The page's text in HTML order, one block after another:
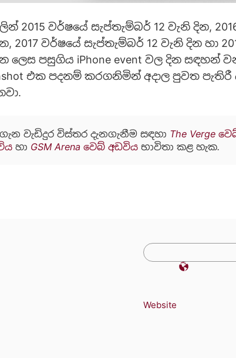
2015 වර්ෂයේ සැප්තැම්බර් 12 වැනි දින,
2017 වර්ෂයේ සැප්තැම්බර් 12 වැනි දින හා
ලෙස පසුගිය iPhone event වල දින සඳහන්
එක පදනම් කරගනිමින් අදාල පුවත
වැඩිදුර විස්තර දැනගැනීම සඳහා The Verge
හා GSM Arena වෙබ් අඩවිය භාවිතා කළ හැක.
Website